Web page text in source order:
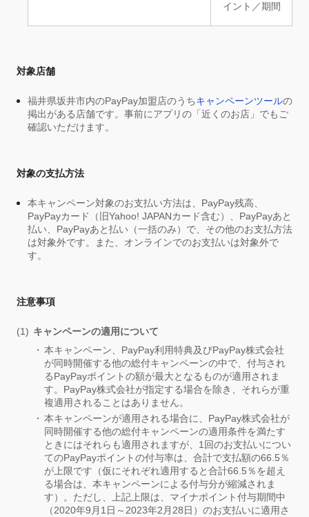
イント／期間
対象店舗
福井県坂井市内のPayPay加盟店のうちキャンペーンツールの
掲出がある店舗です。事前にアプリの「近くのお店」でもご
確認いただけます。
対象の支払方法
本キャンペーン対象のお支払い方法は、PayPay残高、
PayPayカード（旧Yahoo! JAPANカード含む）、PayPayあと
払い、PayPayあと払い（一括のみ）で、その他のお支払方法
は対象外です。また、オンラインでのお支払いは対象外で
す。
注意事項
キャンペーンの適用について
本キャンペーン、PayPay利用特典及びPayPay株式会社
が同時開催する他の総付キャンペーンの中で、付与され
るPayPayポイントの額が最大となるものが適用されま
す。PayPay株式会社が指定する場合を除き、それらが重
複適用されることはありません。
本キャンペーンが適用される場合に、PayPay株式会社が
同時開催する他の総付キャンペーンの適用条件を満たす
ときにはそれらも適用されますが、1回のお支払いについ
てのPayPayポイントの付与率は、合計で支払額の66.5％
が上限です（仮にそれぞれ適用すると合計66.5％を超え
る場合は、本キャンペーンによる付与分が縮減されま
す）。ただし、上記上限は、マイナポイント付与期間中
（2020年9月1日～2023年2月28日）のお支払いに適用さ